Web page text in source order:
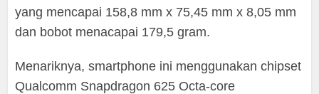
yang mencapai 158,8 mm x 75,45 mm x 8,05 mm
dan bobot menacapai 179,5 gram.
Menariknya, smartphone ini menggunakan chipset
Qualcomm Snapdragon 625 Octa-core